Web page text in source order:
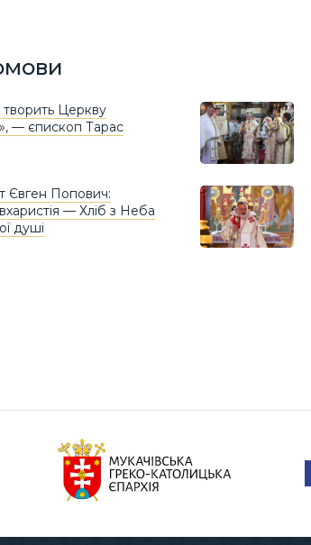
творить Церкву
— єпископ Тарас
Євген Попович:
— Хліб з Неба
душі